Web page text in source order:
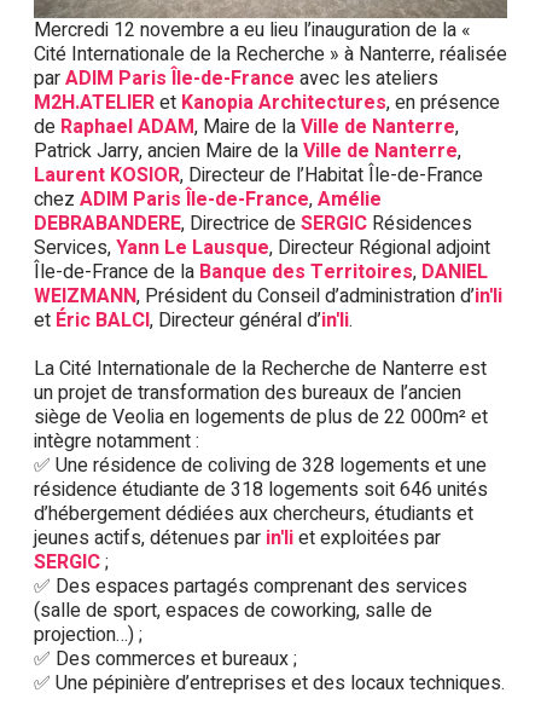
Mercredi 12 novembre a eu lieu l’inauguration de la «
Cité Internationale de la Recherche » à Nanterre, réalisée
parADIM Paris Île-de-France avec les ateliers
M2H.ATELIERet Kanopia Architectures, en présence
de Raphael ADAM, Maire de laVille de Nanterre,
Patrick Jarry, ancien Maire de laVille de Nanterre,
Laurent KOSIOR, Directeur de l’Habitat Île-de-France
chez ADIM Paris Île-de-France,Amélie
DEBRABANDERE, Directrice deSERGIC Résidences
Services,Yann Le Lausque, Directeur Régional adjoint
Île-de-France de la Banque des Territoires, DANIEL
WEIZMANN, Président du Conseil d’administration d’in'li
et Éric BALCI, Directeur général d’in'li.
La Cité Internationale de la Recherche de Nanterre est
un projet de transformation des bureaux de l’ancien
siège de Veolia en logements de plus de 22 000m² et
intègre notamment :
✅ Une résidence de coliving de 328 logements et une
résidence étudiante de 318 logements soit 646 unités
d’hébergement dédiées aux chercheurs, étudiants et
jeunes actifs, détenues par in'liet exploitées par
SERGIC;
✅ Des espaces partagés comprenant des services
(salle de sport, espaces de coworking, salle de
projection…) ;
✅ Des commerces et bureaux ;
✅ Une pépinière d’entreprises et des locaux techniques.